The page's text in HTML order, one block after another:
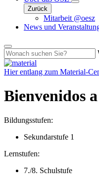
Zurück
Mitarbeit @oesz
News und
Hier entlang zum Material-
Bienvenidos
Bildungsstufen:
Sekundarstufe 1
Lernstufen:
7./8. Schulstufe